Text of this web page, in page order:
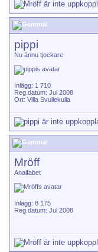
pippi
Nu ännu tjockare
Inlägg: 1 710
Reg.datum: Jul 2008
Ort: Villa Svullekulla
Mröff
Analfabet
Inlägg: 8 175
Reg.datum: Jul 2008